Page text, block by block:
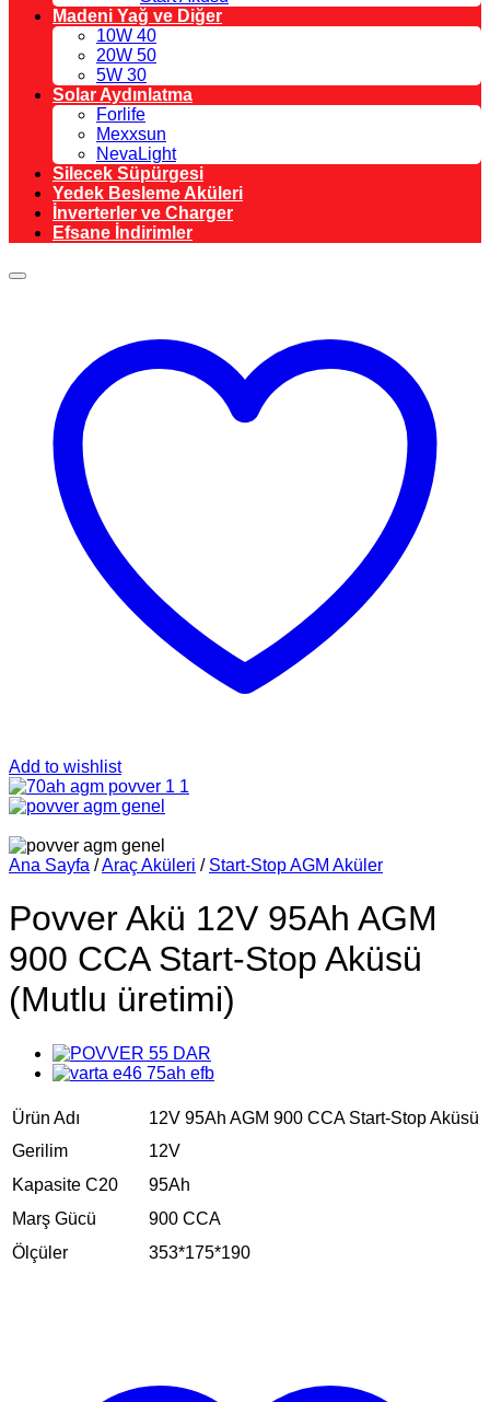
Madeni Yağ ve Diğer
10W 40
20W 50
5W 30
Solar Aydınlatma
Forlife
Mexxsun
NevaLight
Silecek Süpürgesi
Yedek Besleme Aküleri
İnverterler ve Charger
Efsane İndirimler
Add to wishlist
Ana Sayfa /Araç Aküleri / Start-Stop AGM Aküler
Povver Akü 12V 95Ah AGM
900 CCA Start-Stop Aküsü
(Mutlu üretimi)
Ürün Adı
12V 95Ah AGM 900 CCA Start-Stop Aküsü
Gerilim
12V
Kapasite C20
95Ah
Marş Gücü
900 CCA
Ölçüler
353*175*190